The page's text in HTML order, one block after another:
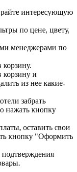
интересующую
по цене, цвету,
менеджерами по
и
из нее какие-
забрать
нажать кнопку
оставить свои
кнопку "Оформить